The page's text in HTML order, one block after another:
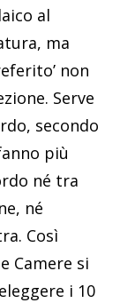
al
ma
non
Serve
secondo
più
né tra
né
Così
Camere si
i 10